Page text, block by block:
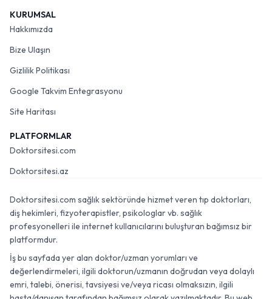
KURUMSAL
Hakkımızda
Bize Ulaşın
Gizlilik Politikası
Google Takvim Entegrasyonu
Site Haritası
PLATFORMLAR
Doktorsitesi.com
Doktorsitesi.az
Doktorsitesi.com sağlık sektöründe hizmet veren tıp doktorları,
diş hekimleri, fizyoterapistler, psikologlar vb. sağlık
profesyonelleri ile internet kullanıcılarını buluşturan bağımsız bir
platformdur.
İş bu sayfada yer alan doktor/uzman yorumları ve
değerlendirmeleri, ilgili doktorun/uzmanın doğrudan veya dolaylı
emri, talebi, önerisi, tavsiyesi ve/veya ricası olmaksızın, ilgili